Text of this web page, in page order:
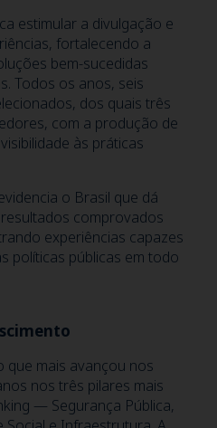
estimular a divulgação e
fortalecendo a
bem-sucedidas
Todos os anos, seis
dos quais três
com a produção de
às práticas
o Brasil que dá
comprovados
experiências capazes
políticas públicas em todo
que mais avançou nos
nos três pilares mais
— Segurança Pública,